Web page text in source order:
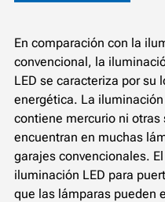
En comparación con la
convencional, la
LED se caracteriza por su
energética. La
contiene mercurio ni otras
encuentran en muchas
garajes convencionales.
iluminación LED para
que las lámparas pueden